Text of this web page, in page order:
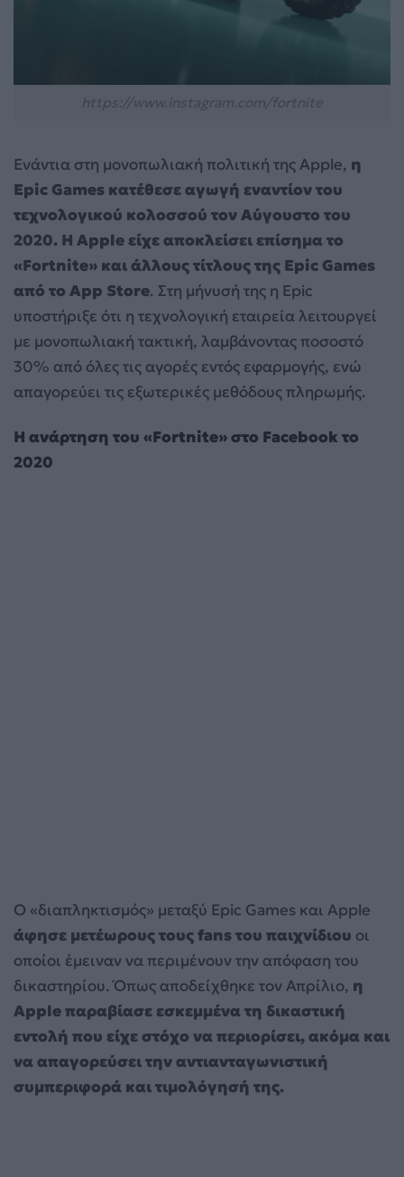
Ενάντια στη μονοπωλιακή πολιτική της Apple, η
Epic Games κατέθεσε αγωγή εναντίον του
τεχνολογικού κολοσσού τον Αύγουστο του
2020. Η Apple είχε αποκλείσει επίσημα το
«Fortnite» και άλλους τίτλους της Epic Games
από το App Store. Στη μήνυσή της η Epic
υποστήριξε ότι η τεχνολογική εταιρεία λειτουργεί
με μονοπωλιακή τακτική, λαμβάνοντας ποσοστό
30% από όλες τις αγορές εντός εφαρμογής, ενώ
απαγορεύει τις εξωτερικές μεθόδους πληρωμής.
Η ανάρτηση του «Fortnite» στο Facebook το
2020
Ο «διαπληκτισμός» μεταξύ Epic Games και Apple
άφησε μετέωρους τους fans του παιχνίδιου οι
οποίοι έμειναν να περιμένουν την απόφαση του
δικαστηρίου. Όπως αποδείχθηκε τον Απρίλιο, η
Apple παραβίασε εσκεμμένα τη δικαστική
εντολή που είχε στόχο να περιορίσει, ακόμα και
να απαγορεύσει την αντιανταγωνιστική
συμπεριφορά και τιμολόγησή της.